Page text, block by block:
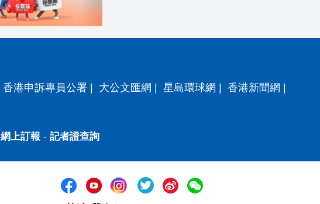
香港申訴專員公署 大公文匯網 星島環球網 香港新聞網
網上訂報 - 記者證查詢